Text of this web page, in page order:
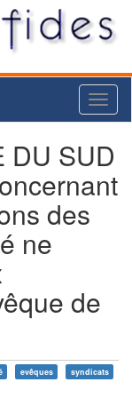
DU SUD
des
ne
de
evêques syndicats